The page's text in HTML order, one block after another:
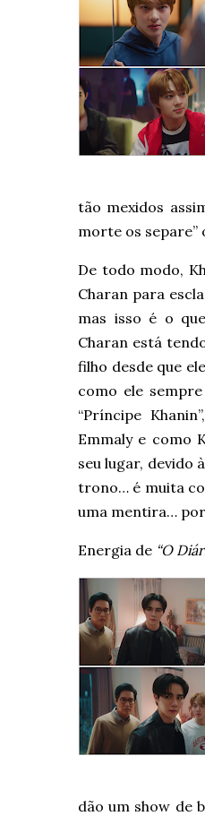
tão mexidos
morte os separe”
De todo modo,
Charan para
mas isso é o
Charan está
filho desde que
como ele
“Príncipe
Emmaly e como
seu lugar, devido
trono… é muita
uma mentira…
Energia de “O
dão um show de